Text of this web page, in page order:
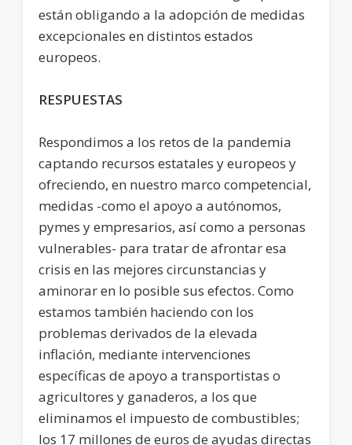
están obligando a la adopción de medidas
excepcionales en distintos estados
europeos.
RESPUESTAS
Respondimos a los retos de la pandemia
captando recursos estatales y europeos y
ofreciendo, en nuestro marco competencial,
medidas -como el apoyo a autónomos,
pymes y empresarios, así como a personas
vulnerables- para tratar de afrontar esa
crisis en las mejores circunstancias y
aminorar en lo posible sus efectos. Como
estamos también haciendo con los
problemas derivados de la elevada
inflación, mediante intervenciones
específicas de apoyo a transportistas o
agricultores y ganaderos, a los que
eliminamos el impuesto de combustibles;
los 17 millones de euros de ayudas directas